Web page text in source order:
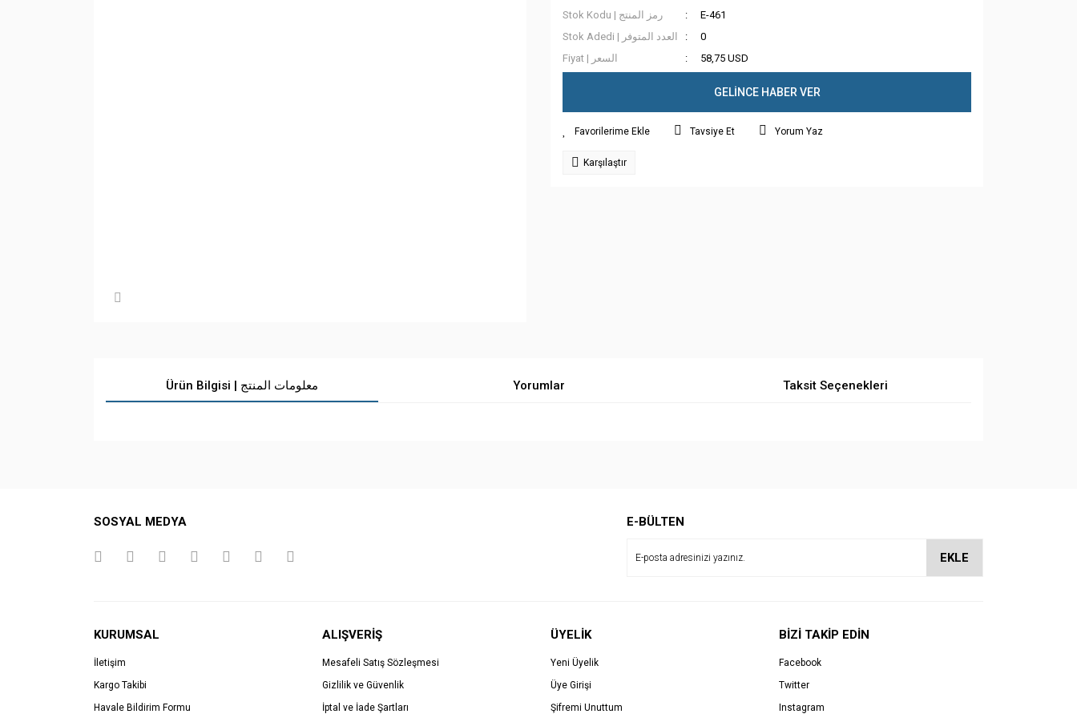
Stok Kodu | رمز المنتج
E-461
Stok Adedi | العدد المتوفر
0
Fiyat | السعر
58,75 USD
GELİNCE HABER VER
Tavsiye Et Yorum Yaz
Karşılaştır
Ürün Bilgisi | معلومات المنتج Yorumlar Taksit Seçenekleri
SOSYAL MEDYA E-BÜLTEN
EKLE
KURUMSAL
İletişim
Kargo Takibi
Havale Bildirim Formu
ALIŞVERİŞ
Mesafeli Satış Sözleşmesi
Gizlilik ve Güvenlik
İptal ve İade Şartları
ÜYELİK
Yeni Üyelik
Üye Girişi
Şifremi Unuttum
BİZİ TAKİP EDİN
Facebook
Twitter
Instagram